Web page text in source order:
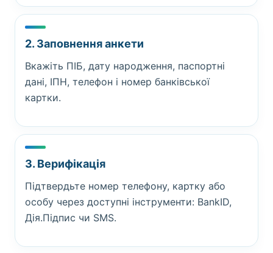
2. Заповнення анкети
Вкажіть ПІБ, дату народження, паспортні
дані, ІПН, телефон і номер банківської
картки.
3. Верифікація
Підтвердьте номер телефону, картку або
особу через доступні інструменти: BankID,
Дія.Підпис чи SMS.